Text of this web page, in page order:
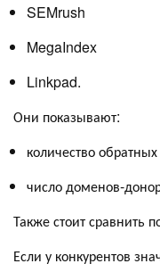
SEMrush
MegaIndex
Linkpad.
Они показывают:
количество
число доменов-
Также стоит сравнить
Если у конкурентов